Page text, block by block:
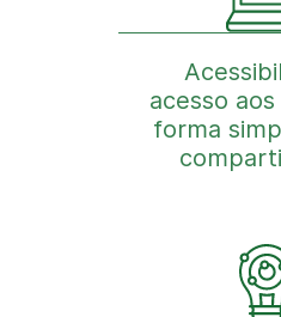
acesso
forma